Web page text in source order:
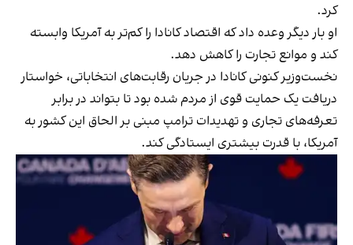
کرد.
او بار دیگر وعده داد که اقتصاد کانادا را کم‌تر به آمریکا وابسته
کند و موانع تجارت را کاهش دهد.
نخست‌وزیر کنونی کانادا در جریان رقابت‌های انتخاباتی، خواستار
دریافت یک حمایت قوی از مردم شده بود تا بتواند در برابر
تعرفه‌های تجاری و تهدیدات ترامپ مبنی بر الحاق این کشور به
آمریکا، با قدرت بیشتری ایستادگی کند.